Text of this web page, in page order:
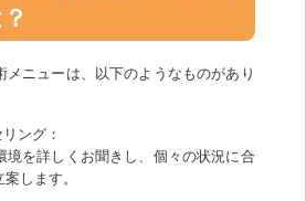
メニューは、以下のようなものがあり
ング：
境を詳しくお聞きし、個々の状況に合
します。